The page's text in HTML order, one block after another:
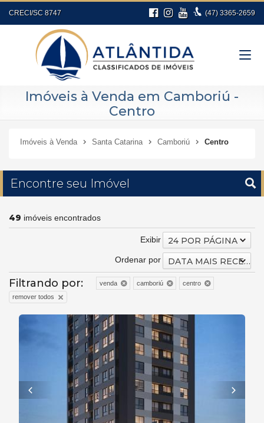
CRECI/SC 8747 (47) 3365-2659
Imóveis à Venda em Camboriú -
Centro
Imóveis à Venda Santa Catarina Camboriú Centro
Encontre seu Imóvel
49 imóveis encontrados
Exibir 24 POR PÁGINA
Ordenar por DATA MAIS RECENTE
Filtrando por: venda camboriú
centro
remover todos